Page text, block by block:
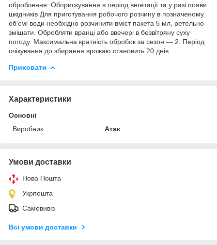
оброблення: Обприскування в період вегетації та у разі появи
шкідників Для приготування робочого розчину в позначеному
об'ємі води необхідно розчинити вміст пакета 5 мл, ретельно
змішати. Обробляти вранці або ввечері в безвітряну суху
погоду. Максимальна кратність обробок за сезон — 2. Період
очікування до збирання врожаю становить 20 днів.
Приховати
Характеристики
Основні
Виробник
Атак
Умови доставки
Нова Пошта
Укрпошта
Самовивіз
Всі умови доставки